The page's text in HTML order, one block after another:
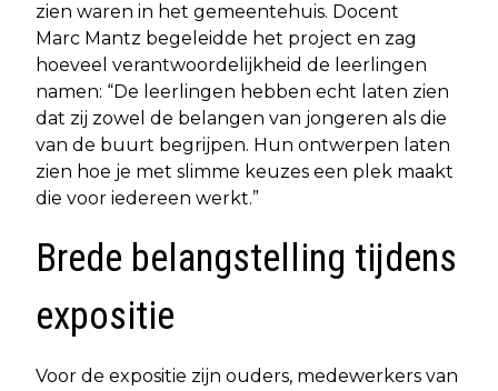
zien waren in het gemeentehuis. Docent
Marc Mantz begeleidde het project en zag
hoeveel verantwoordelijkheid de leerlingen
namen: “De leerlingen hebben echt laten zien
dat zij zowel de belangen van jongeren als die
van de buurt begrijpen. Hun ontwerpen laten
zien hoe je met slimme keuzes een plek maakt
die voor iedereen werkt.”
Brede belangstelling tijdens
expositie
Voor de expositie zijn ouders, medewerkers van